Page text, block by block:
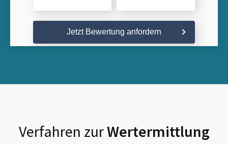
Jetzt Bewertung anfordern
Verfahren zurWertermittlung